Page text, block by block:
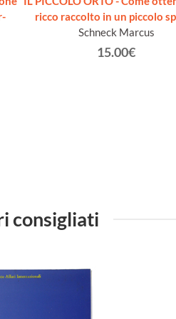
ricco raccolto in un piccolo
Schneck Marcus
15.00€
consigliati